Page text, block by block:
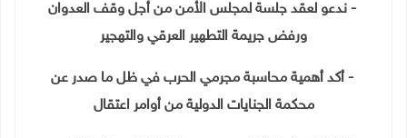
- ندعو لعقد جلسة لمجلس الأمن من أجل وقف العدوان
ورفض جريمة التطهير العرقي والتهجير
- أكد أهمية محاسبة مجرمي الحرب في ظل ما صدر عن
محكمة الجنايات الدولية من أوامر اعتقال